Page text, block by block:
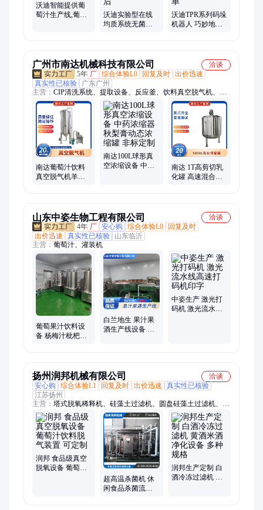
沃迪智能提供葡
萄汁生产线,葡萄
沃迪实验型在线
均质系统无菌均
沃迪TPR系列码垛
机器人 巧妙地四
广州市南达机械科技有限公司
洽谈
5年 厂 综合体验L0 回复及时 出价迅速
真实性已核验
广东广州
主营： CIP清洗系统、提取设备、反应釜、饮料真空脱气机、搅
拌罐、蒸馏设备、杀菌机、粉体混合机机、真空浓缩设备、夹层
锅、水处理设备、发酵罐
南达葡萄汁饮料
真空脱气机羊奶
南达100L球形真
空浓缩设备 中药
南达 1T高剪切乳
化罐 高速混合搅
山东中姿生物工程有限公司
洽谈
4年 厂 安心购 综合体验L0
回复及时
出价迅速
真实性已核验
山东临沂
主营： 葡萄汁、灌装机
葡萄果汁饮料设
备 杨梅汁枇杷汁
白兰地生 果汁果
酒生产线设备 全
中姿生产 激光打
码机 激光流水线
扬州润邦机械有限公司
洽谈
安心购
综合体验L1 回复及时 出价迅速
真实性已核验
江苏扬州
主营： 塔式脱氧稀释机、硅藻土过滤机、圆盘硅藻土过滤机、葡
萄汁、烛式硅藻土过滤机、二氧化碳设备、瞬时高温杀菌机、麦
芽湿式粉碎机、纸板精滤机、叶片式硅藻土过滤机、板框硅藻土
过滤机
润邦 食品级真空
脱氧设备 葡萄汁
超高温杀菌机 休
闲食品杀菌流水
润邦生产定制 白
酒冷冻过滤机 黄